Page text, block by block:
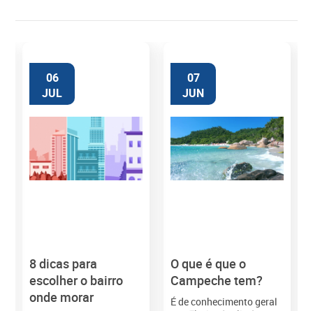
06
JUL
8 dicas para
escolher o bairro
onde morar
07
JUN
O que é que o
Campeche tem?
É de conhecimento geral